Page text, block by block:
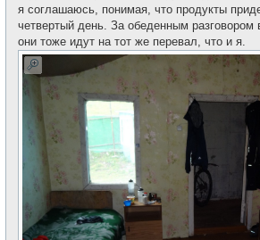
я соглашаюсь, понимая, что продукты
четвертый день. За обеденным разговором
они тоже идут на тот же перевал, что и я.